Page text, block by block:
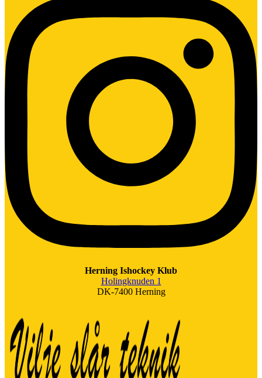
Herning Ishockey Klub
Holingknuden 1
DK-7400 Herning